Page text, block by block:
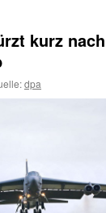
kurz
dpa